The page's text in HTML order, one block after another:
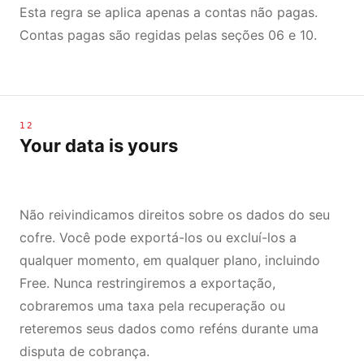
Esta regra se aplica apenas a contas não pagas.
Contas pagas são regidas pelas seções 06 e 10.
12
Your data is yours
Não reivindicamos direitos sobre os dados do seu
cofre. Você pode exportá-los ou excluí-los a
qualquer momento, em qualquer plano, incluindo
Free. Nunca restringiremos a exportação,
cobraremos uma taxa pela recuperação ou
reteremos seus dados como reféns durante uma
disputa de cobrança.